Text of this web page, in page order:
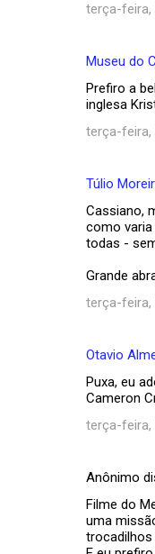
terça-feira,
Museu do
Prefiro a
inglesa
terça-feira,
Túlio
Cassiano,
como
todas -
Grande
terça-feira,
Otavio
Puxa, eu
Cameron
terça-feira,
Anônimo
Filme do
uma
trocadilhos